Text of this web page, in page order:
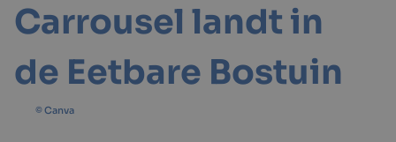
Carrousel landt in
de Eetbare Bostuin
© Canva